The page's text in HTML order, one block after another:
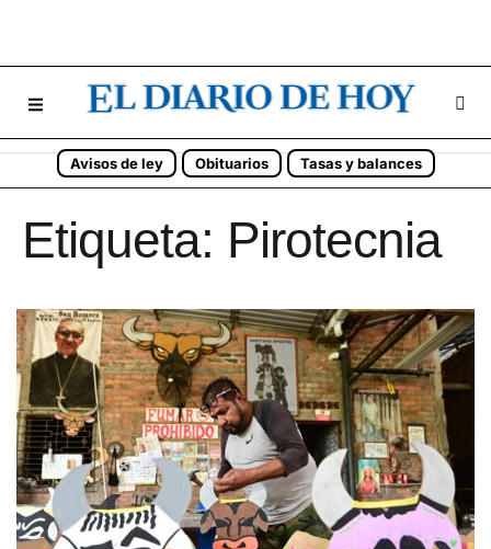
Avisos de ley Obituarios Tasas y balances
Etiqueta: Pirotecnia